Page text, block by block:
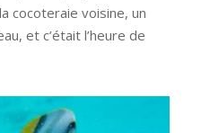
cocoteraie voisine, un
et c’était l’heure de